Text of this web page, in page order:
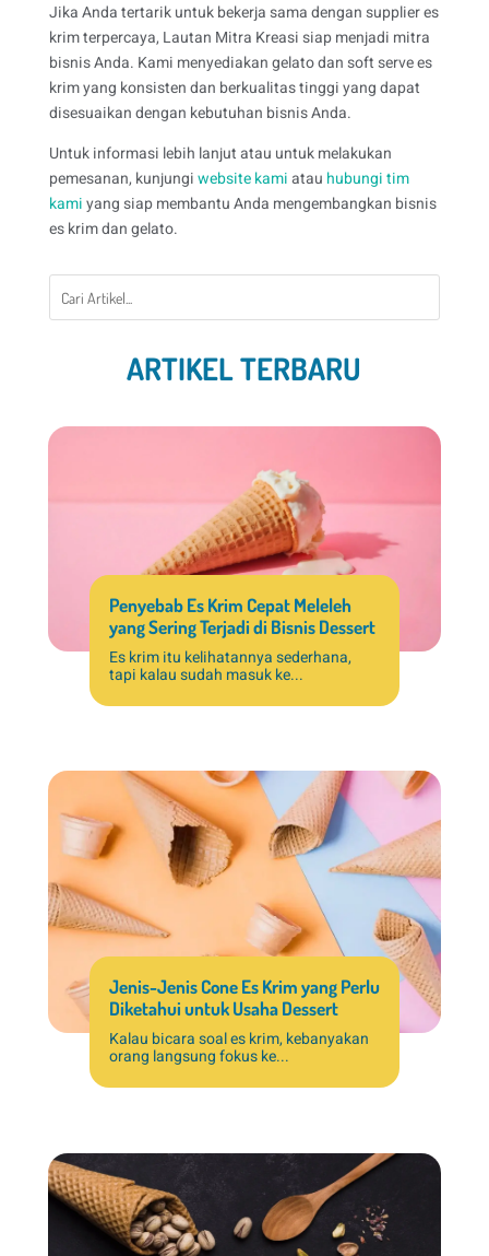
Jika Anda tertarik untuk bekerja sama dengan supplier es
krim terpercaya, Lautan Mitra Kreasi siap menjadi mitra
bisnis Anda. Kami menyediakan gelato dan soft serve es
krim yang konsisten dan berkualitas tinggi yang dapat
disesuaikan dengan kebutuhan bisnis Anda.
Untuk informasi lebih lanjut atau untuk melakukan
pemesanan, kunjungiwebsite kamiatau hubungi tim
kamiyang siap membantu Anda mengembangkan bisnis
es krim dan gelato.
ARTIKEL TERBARU
Penyebab Es Krim Cepat Meleleh
yang Sering Terjadi di Bisnis Dessert
Es krim itu kelihatannya sederhana,
tapi kalau sudah masuk ke...
Jenis-Jenis Cone Es Krim yang Perlu
Diketahui untuk Usaha Dessert
Kalau bicara soal es krim, kebanyakan
orang langsung fokus ke...